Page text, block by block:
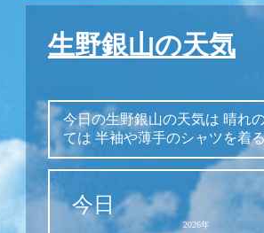
生野銀山の天気
今日の生野銀山の天気は 晴れ
ては 半袖や薄手のシャツを着
今日
2026年